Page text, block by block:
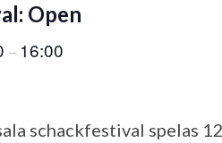
Open
– 16:00
schackfestival spelas